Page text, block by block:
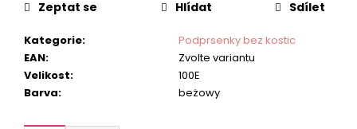
Kategorie:
Podprsenky bez kostic
EAN:
Zvolte variantu
Velikost:
100E
Barva: beżowy
Zeptat se Hlídat Sdílet